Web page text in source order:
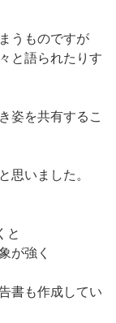
うものですが
と語られたりす
姿を共有するこ
思いました。
と
が強く
書も作成してい